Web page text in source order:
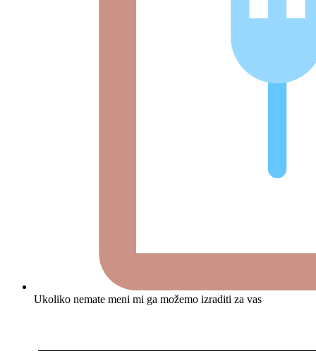
Ukoliko nemate meni mi ga možemo izraditi za vas